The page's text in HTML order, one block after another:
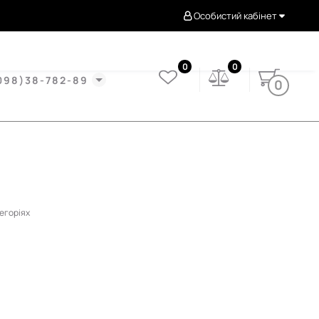
Особистий кабінет
782-89 0
0
0